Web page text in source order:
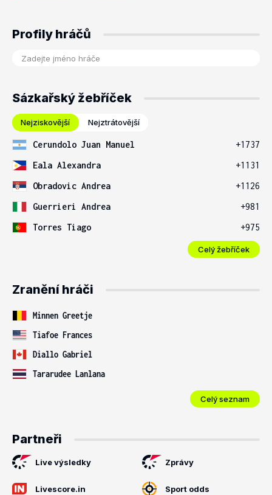
Profily hráčů
Sázkařský žebříček
Nejziskovější Nejztrátovější
Cerundolo Juan Manuel
+1737
Eala Alexandra
+1131
Obradovic Andrea
+1126
Guerrieri Andrea
+981
Torres Tiago
+975
Celý žebříček
Zranění hráči
Minnen Greetje
Tiafoe Frances
Diallo Gabriel
Tararudee Lanlana
Celý seznam
Partneři
Live výsledky Zprávy
Livescore.in Sport odds